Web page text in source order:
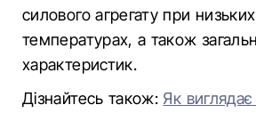
силового агрегату при
температурах, а також
характеристик.
Дізнайтесь також: Як